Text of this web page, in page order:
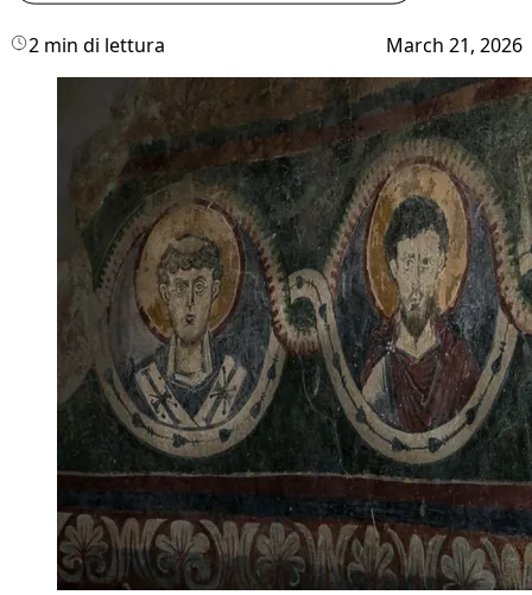
2 min di lettura March 21, 2026